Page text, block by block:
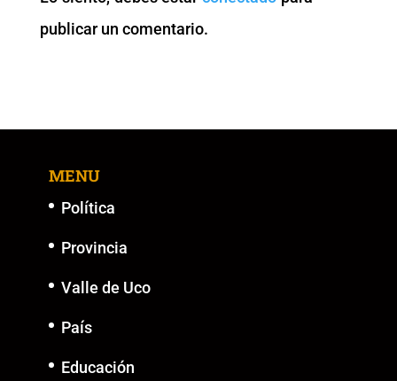
o
k
p k
er
publicar un comentario.
MENU
Política
Provincia
Valle de Uco
País
Educación